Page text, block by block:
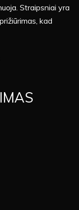
Straipsniai yra
kad